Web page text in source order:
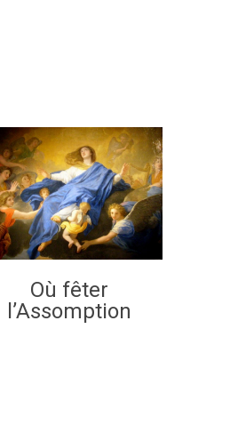
Où fêter
l’Assomption